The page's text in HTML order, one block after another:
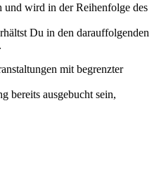
wird in der Reihenfolge des
Du in den darauffolgenden
mit begrenzter
bereits ausgebucht sein,